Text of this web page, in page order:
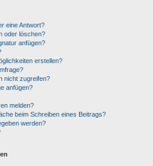
eine Antwort?
oder löschen?
anfügen?
erstellen?
nicht zugreifen?
anfügen?
melden?
beim Schreiben eines Beitrags?
werden?